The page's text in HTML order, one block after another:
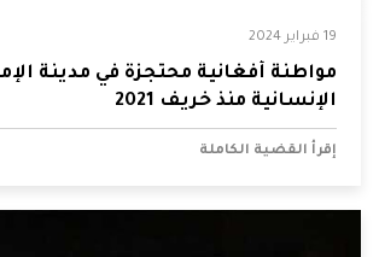
19 فبراير 2024
مواطنة أفغانية محتجزة في مدينة
الإنسانية منذ خريف 2021
إقرأ القضية الكاملة